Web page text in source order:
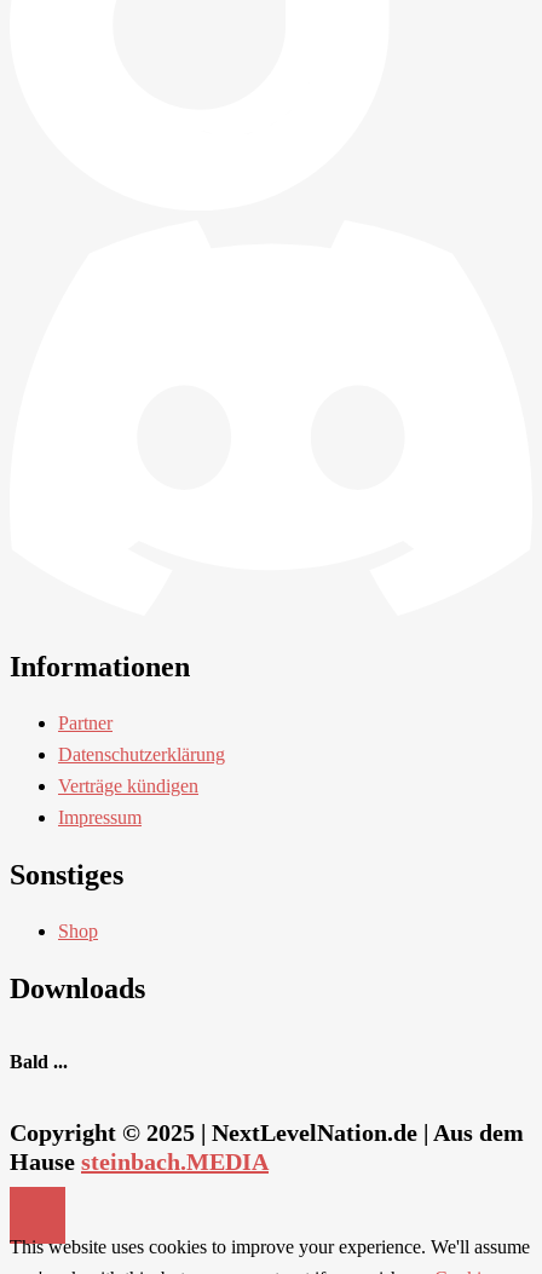
Informationen
Partner
Datenschutzerklärung
Verträge kündigen
Impressum
Sonstiges
Shop
Downloads
Bald ...
Copyright © 2025 | NextLevelNation.de | Aus dem
Hause steinbach.MEDIA
This website uses cookies to improve your experience. We'll assume